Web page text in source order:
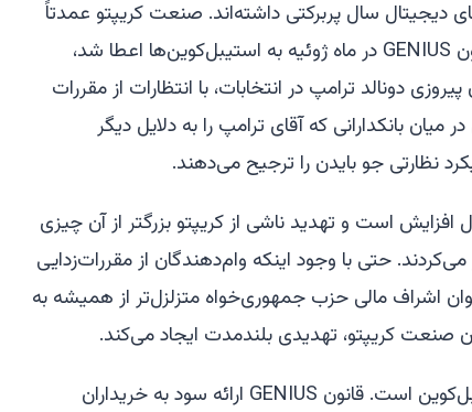
دیجیتال سال پربرکتی داشته‌اند. صنعت کریپتو عمدتاً
به دلیل قطعیت قانونی که با تصویب قانون GENIUS در ماه ژوئیه به استیبل‌کوین‌ها اعطا شد،
دونالد ترامپ در انتخابات، با انتظارات از مقررات
حتی در میان بانکدارانی که آقای ترامپ را به دلایل دیگر
نظارتی جو بایدن را ترجیح می‌دهند.
است و تهدید ناشی از کریپتو بزرگتر از آن چیزی
حتی با وجود اینکه وام‌دهندگان از مقررات‌زدایی
اشراف مالی حزب جمهوری‌خواه متزلزل‌تر از همیشه به
صنعت کریپتو، تهدیدی بلندمدت ایجاد می‌کند.
نگرانی فوری برای بانکداران، مقررات استیبل‌کوین است. قانون GENIUS ارائه سود به خریداران